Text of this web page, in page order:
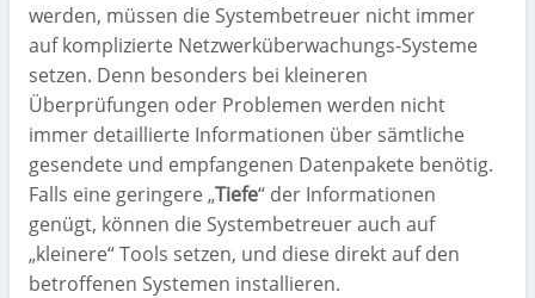
werden, müssen die Systembetreuer nicht immer
auf komplizierte Netzwerküberwachungs-Systeme
setzen. Denn besonders bei kleineren
Überprüfungen oder Problemen werden nicht
immer detaillierte Informationen über sämtliche
gesendete und empfangenen Datenpakete benötig.
Falls eine geringere „Tiefe“ der Informationen
genügt, können die Systembetreuer auch auf
„kleinere“ Tools setzen, und diese direkt auf den
betroffenen Systemen installieren.